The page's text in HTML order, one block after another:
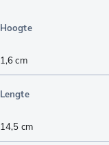
Hoogte
1,6cm
Lengte
14,5 cm